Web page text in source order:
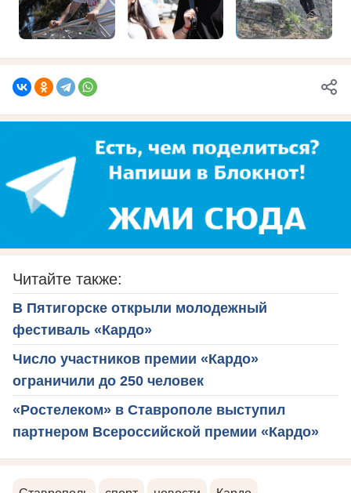
Читайте также:
В Пятигорске открыли молодежный
фестиваль «Кардо»
Число участников премии «Кардо»
ограничили до 250 человек
«Ростелеком» в Ставрополе выступил
партнером Всероссийской премии «Кардо»